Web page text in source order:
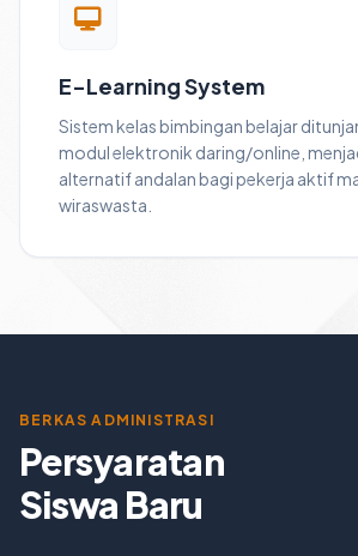
E-Learning System
Sistem kelas bimbingan belajar
modul elektronik daring/online,
alternatif andalan bagi pekerja aktif
wiraswasta.
BERKAS ADMINISTRASI
Persyaratan
Siswa Baru